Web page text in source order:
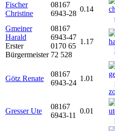
Fischer
Christine
08167
6943-28
0.14
Gmeiner
Harald
Erster
Bürgermeister
08167
6943-47
0170 65
72 528
1.17
Götz Renate
08167
6943-24
1.01
Gresser Ute
08167
6943-11
0.01